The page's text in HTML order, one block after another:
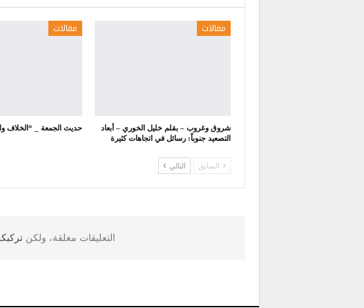
مقالات
شروق وغروب – بقلم خليل الخوري – أبعاد
التصعيد جنوباً: رسائل في اتجاهات كثيرة
مقالات
حديث الجمعة _ “الخلاف
السابق التالي
التعليقات مغلقة، ولكن